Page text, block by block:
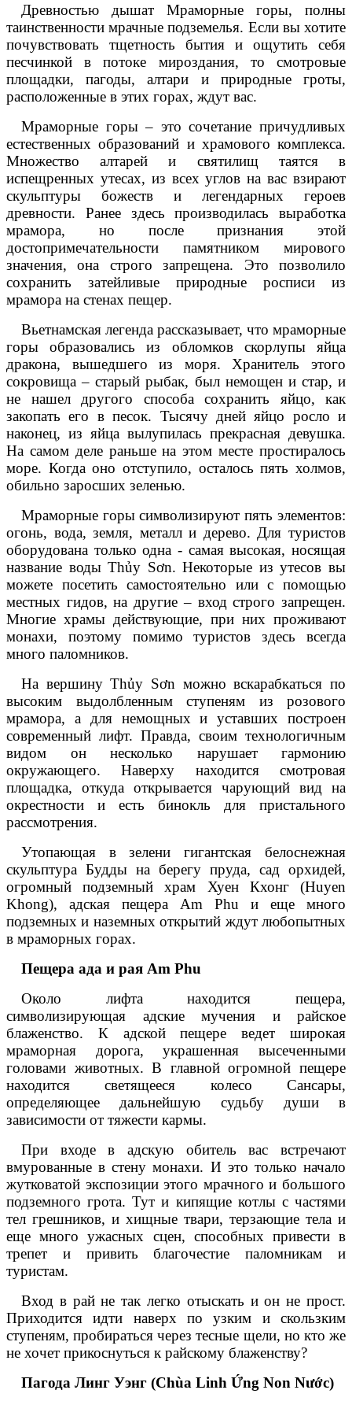
Древностью дышат Мраморные горы, полны
таинственности мрачные подземелья. Если вы хотите
почувствовать тщетность бытия и ощутить себя
песчинкой в потоке мироздания, то смотровые
площадки, пагоды, алтари и природные гроты,
расположенные в этих горах, ждут вас.
Мраморные горы – это сочетание причудливых
естественных образований и храмового комплекса.
Множество алтарей и святилищ таятся в
испещренных утесах, из всех углов на вас взирают
скульптуры божеств и легендарных героев
древности. Ранее здесь производилась выработка
мрамора, но после признания этой
достопримечательности памятником мирового
значения, она строго запрещена. Это позволило
сохранить затейливые природные росписи из
мрамора на стенах пещер.
Вьетнамская легенда рассказывает, что мраморные
горы образовались из обломков скорлупы яйца
дракона, вышедшего из моря. Хранитель этого
сокровища – старый рыбак, был немощен и стар, и
не нашел другого способа сохранить яйцо, как
закопать его в песок. Тысячу дней яйцо росло и
наконец, из яйца вылупилась прекрасная девушка.
На самом деле раньше на этом месте простиралось
море. Когда оно отступило, осталось пять холмов,
обильно заросших зеленью.
Мраморные горы символизируют пять элементов:
огонь, вода, земля, металл и дерево. Для туристов
оборудована только одна - самая высокая, носящая
название воды Thủy Sơn. Некоторые из утесов вы
можете посетить самостоятельно или с помощью
местных гидов, на другие – вход строго запрещен.
Многие храмы действующие, при них проживают
монахи, поэтому помимо туристов здесь всегда
много паломников.
На вершину Thủy Sơn можно вскарабкаться по
высоким выдолбленным ступеням из розового
мрамора, а для немощных и уставших построен
современный лифт. Правда, своим технологичным
видом он несколько нарушает гармонию
окружающего. Наверху находится смотровая
площадка, откуда открывается чарующий вид на
окрестности и есть бинокль для пристального
рассмотрения.
Утопающая в зелени гигантская белоснежная
скульптура Будды на берегу пруда, сад орхидей,
огромный подземный храм Хуен Кхонг (Huyen
Khong), адская пещера Am Phu и еще много
подземных и наземных открытий ждут любопытных
в мраморных горах.
Пещера ада и рая Am Phu
Около лифта находится пещера,
символизирующая адские мучения и райское
блаженство. К адской пещере ведет широкая
мраморная дорога, украшенная высеченными
головами животных. В главной огромной пещере
находится светящееся колесо Сансары,
определяющее дальнейшую судьбу души в
зависимости от тяжести кармы.
При входе в адскую обитель вас встречают
вмурованные в стену монахи. И это только начало
жутковатой экспозиции этого мрачного и большого
подземного грота. Тут и кипящие котлы с частями
тел грешников, и хищные твари, терзающие тела и
еще много ужасных сцен, способных привести в
трепет и привить благочестие паломникам и
туристам.
Вход в рай не так легко отыскать и он не прост.
Приходится идти наверх по узким и скользким
ступеням, пробираться через тесные щели, но кто же
не хочет прикоснуться к райскому блаженству?
Пагода Линг Уэнг (Chùa Linh Ứng Non Nước)